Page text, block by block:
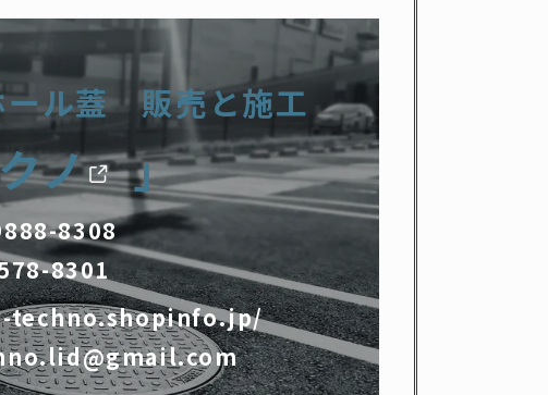
ール蓋 販売と施工
ノ 」
8308
8301
techno.shopinfo.jp/